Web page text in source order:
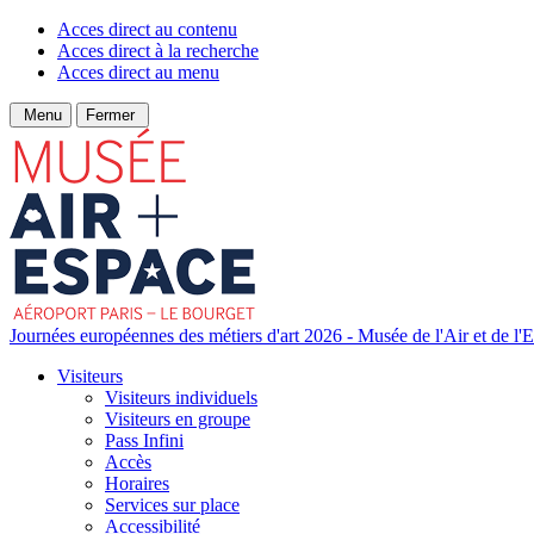
Acces direct au contenu
Acces direct à la recherche
Acces direct au menu
Menu Fermer
Journées européennes des métiers d'art 2026 - Musée de l'Air et de
Visiteurs
Visiteurs individuels
Visiteurs en groupe
Pass Infini
Accès
Horaires
Services sur place
Accessibilité